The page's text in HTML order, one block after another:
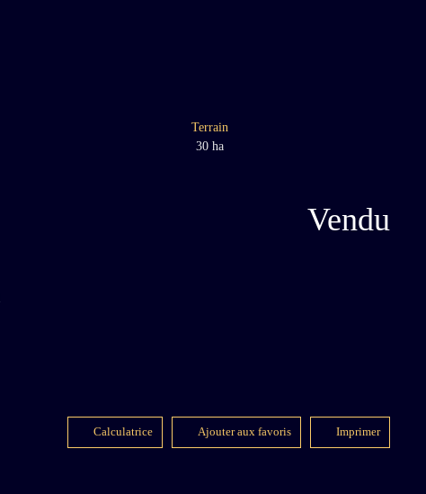
Terrain
30 ha
Vendu
Calculatrice Ajouter aux favoris Imprimer